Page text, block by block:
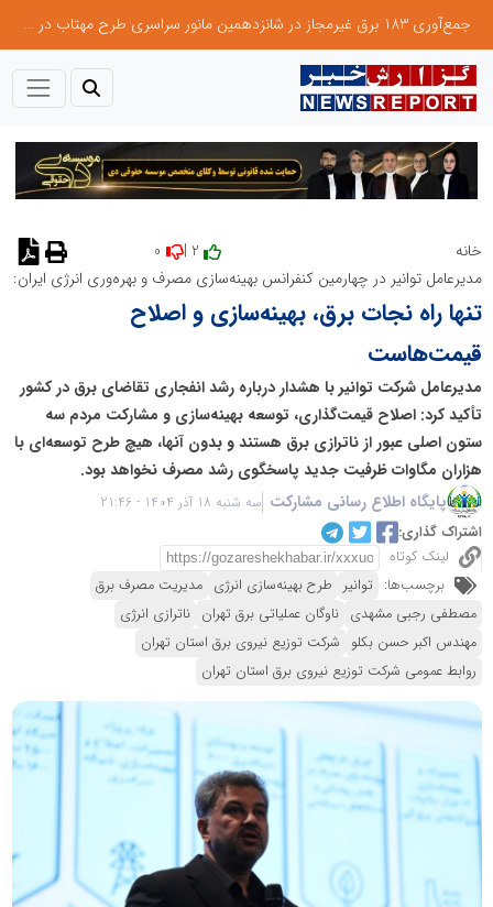
جمع‌آوری 183 برق غیرمجاز در شانزدهمین مانور سراسری طرح مهتاب در استان تهران
خانه
مدیرعامل توانیر در چهارمین کنفرانس بهینه‌سازی مصرف و بهره‌وری انرژی ایران:
تنها راه نجات برق، بهینه‌سازی و اصلاح
قیمت‌هاست
مدیرعامل شرکت توانیر با هشدار درباره رشد انفجاری تقاضای برق در کشور
تأکید کرد: اصلاح قیمت‌گذاری، توسعه بهینه‌سازی و مشارکت مردم سه
ستون اصلی عبور از ناترازی برق هستند و بدون آنها، هیچ طرح توسعه‌ای با
هزاران مگاوات ظرفیت جدید پاسخگوی رشد مصرف نخواهد بود.
پایگاه اطلاع رسانی مشارکت سه شنبه 18 آذر 1404 - 21:46
اشتراک گذاری:
لینک کوتاه
برچسب‌ها: توانیر طرح بهینه‌سازی انرژی مدیریت مصرف برق
مصطفی رجبی مشهدی ناوگان عملیاتی برق تهران ناترازی انرژی
مهندس اکبر حسن بکلو شرکت توزیع نیروی برق استان تهران
روابط عمومی شرکت توزیع نیروی برق استان تهران